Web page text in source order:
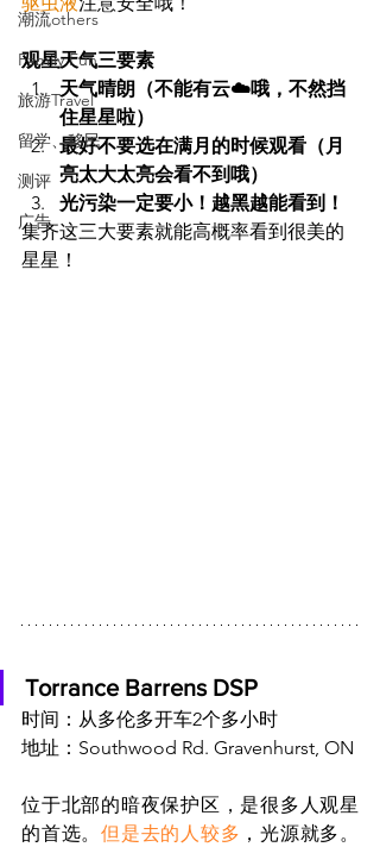
潮流others
Family Fun
旅游Travel
留学、移民
测评
广告
观星天气三要素
天气晴朗（不能有云☁️哦，不然挡
住星星啦）
最好不要选在满月的时候观看（月
亮太大太亮会看不到哦）
光污染一定要小！越黑越能看到！
集齐这三大要素就能高概率看到很美的
星星！
Torrance Barrens DSP
时间：从多伦多开车2个多小时
地址：Southwood Rd. Gravenhurst, ON
位于北部的暗夜保护区，是很多人观星
的首选。 但是去的人较多 ，光源就多。